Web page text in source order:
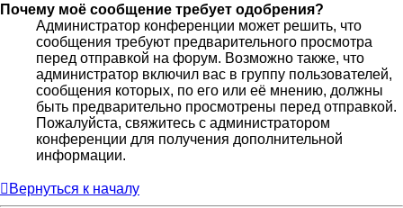
Почему моё сообщение требует одобрения?
Администратор конференции может решить, что
сообщения требуют предварительного просмотра
перед отправкой на форум. Возможно также, что
администратор включил вас в группу пользователей,
сообщения которых, по его или её мнению, должны
быть предварительно просмотрены перед отправкой.
Пожалуйста, свяжитесь с администратором
конференции для получения дополнительной
информации.
Вернуться к началу